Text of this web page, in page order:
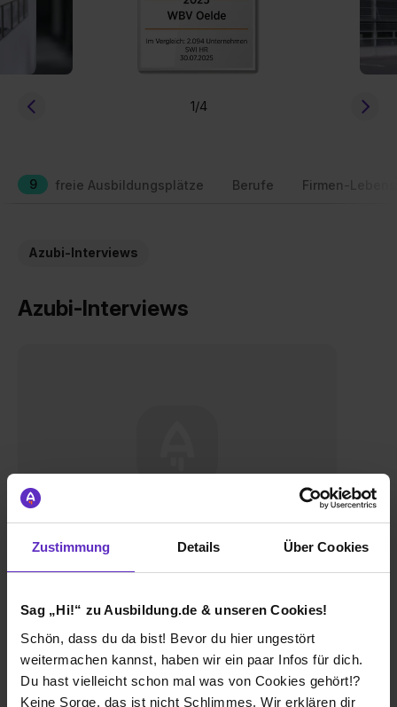
Zustimmung Details Über Cookies
Sag „Hi!“ zu Ausbildung.de & unseren Cookies!
Schön, dass du da bist! Bevor du hier ungestört
weitermachen kannst, haben wir ein paar Infos für dich.
Du hast vielleicht schon mal was von Cookies gehört!?
Keine Sorge, das ist nicht Schlimmes. Wir erklären dir
1/4
9 freie Ausbildungsplätze Berufe Firmen-
Azubi-Interviews
Azubi-Interviews
Kaufmann/-frau für Groß- und
Interview lesen